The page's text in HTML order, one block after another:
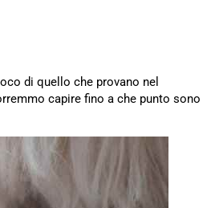
di quello che provano nel
capire fino a che punto sono